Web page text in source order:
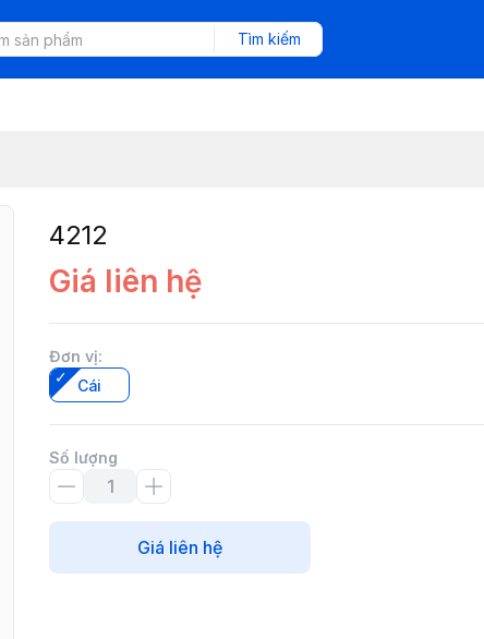
Tìm kiếm
4212
Giá liên hệ
Đơn vị:
Cái
Số lượng
Giá liên hệ